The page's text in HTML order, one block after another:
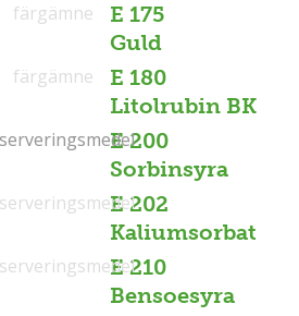
E 175
Guld
färgämne
E 180
Litolrubin BK
färgämne
E 200
Sorbinsyra
E 202
Kaliumsorbat
E 210
Bensoesyra